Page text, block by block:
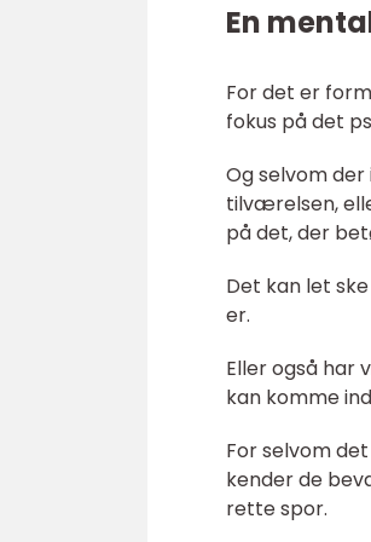
En
For det er
fokus på det
Og selvom
tilværelsen,
på det, der
Det kan let
er.
Eller også har
kan komme
For selvom
kender de
rette spor.